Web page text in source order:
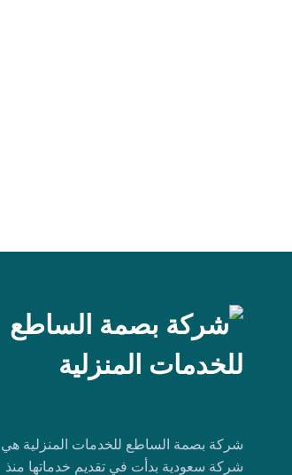
شركة بصمة الساطع للخدمات المنزلية هي
شركة سعودية بدأت في تقديم خدماتها منذ